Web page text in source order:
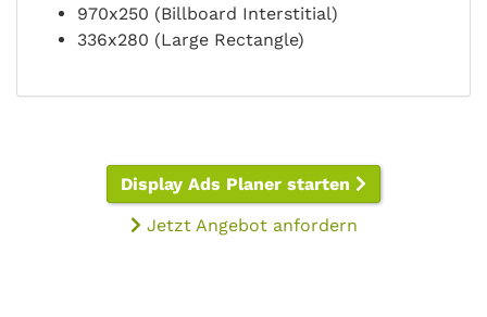
970x250 (Billboard Interstitial)
336x280 (Large Rectangle)
Display Ads Planer starten
Jetzt Angebot anfordern